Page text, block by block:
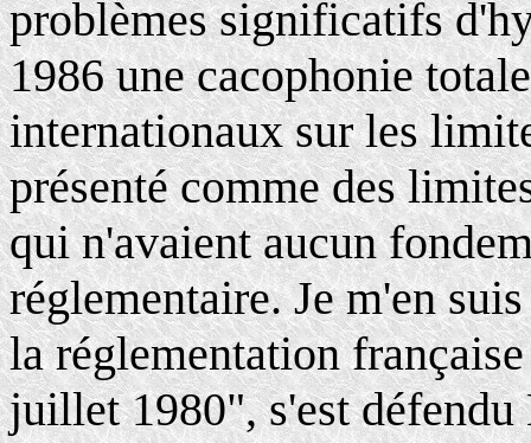
problèmes significatifs
1986 une cacophonie
internationaux sur les
présenté comme des
qui n'avaient aucun
réglementaire. Je m'en
la réglementation
juillet 1980", s'est